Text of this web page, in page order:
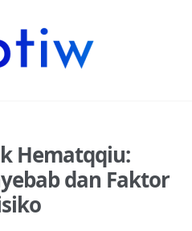
Hematqqiu:
dan Faktor